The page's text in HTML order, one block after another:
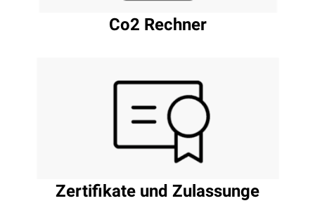
Co2 Rechner
Zertifikate und Zulassunge